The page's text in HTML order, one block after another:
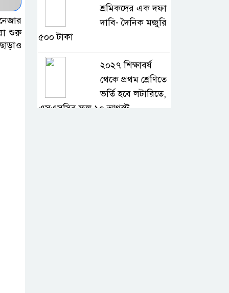
শুরু
শ্রমিকদের এক দফা
দাবি- দৈনিক মজুরি
৫০০ টাকা
২০২৭ শিক্ষাবর্ষ
থেকে প্রথম শ্রেণিতে
ভর্তি হবে লটারিতে,
এসএসসির ফল ১০ আগস্ট